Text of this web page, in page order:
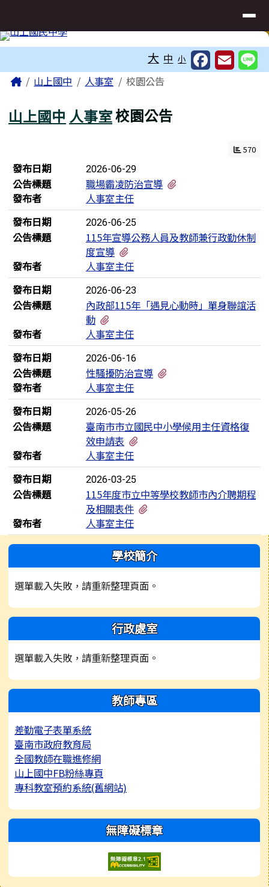
大 中 小
主內容區域
Home山上國中 人事室 校園公告
山上國中 人事室校園公告
570
新聞列表
發布日期 2026-06-29
公告標題 職場霸凌防治宣導
發布者
人事室主任
發布日期
2026-06-25
公告標題
115年宣導公務人員及教師兼行政勤休制
度宣導
發布者
人事室主任
發布日期
2026-06-23
公告標題
內政部115年「遇見心動時」單身聯誼活
動
發布者
人事室主任
發布日期
2026-06-16
公告標題 性騷擾防治宣導
發布者
人事室主任
發布日期
2026-05-26
公告標題
臺南市市立國民中小學候用主任資格復
效申請表
發布者
人事室主任
發布日期
2026-03-25
公告標題
115年度市立中等學校教師市內介聘期程
及相關表件
發布者
人事室主任
左邊區域內容 學校簡介
選單載入失敗，請重新整理頁面。
行政處室
選單載入失敗，請重新整理頁面。
教師專區
差勤電子表單系統
臺南市政府教育局
全國教師在職進修網
山上國中FB粉絲專頁
專科教室預約系統(舊網站)
無障礙標章
頁尾區域